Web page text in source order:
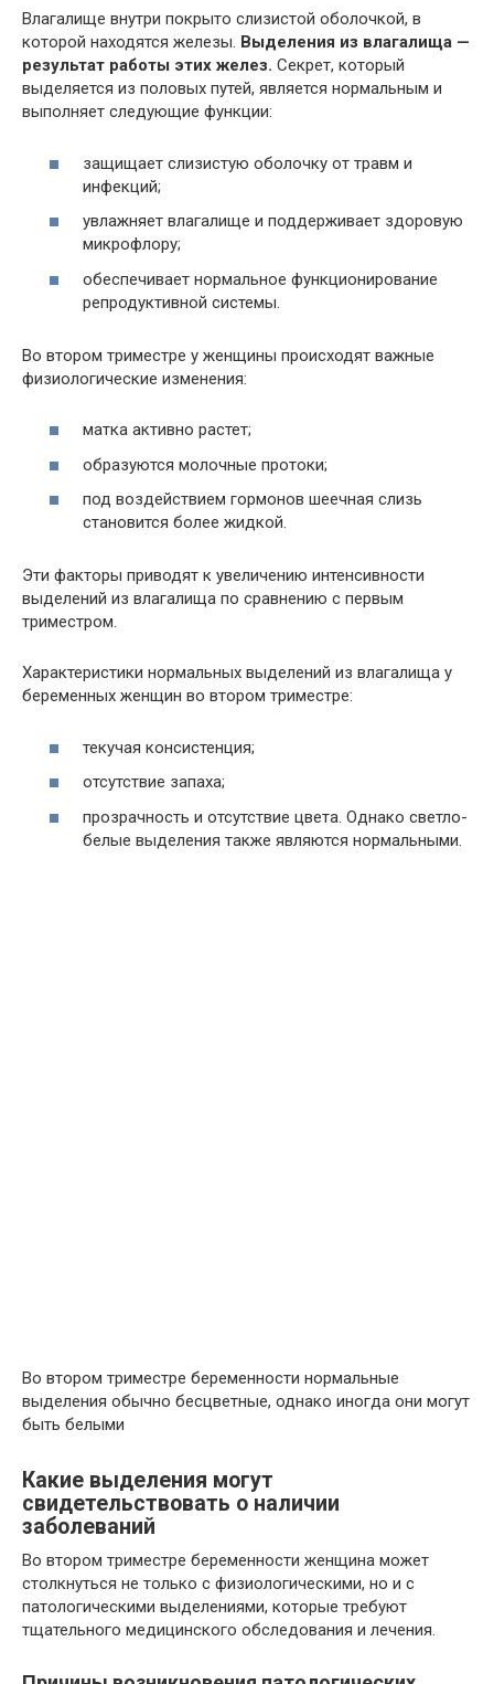
Влагалище внутри покрыто слизистой оболочкой, в
которой находятся железы. Выделения из влагалища —
результат работы этих желез. Секрет, который
выделяется из половых путей, является нормальным и
выполняет следующие функции:
защищает слизистую оболочку от травм и
инфекций;
увлажняет влагалище и поддерживает здоровую
микрофлору;
обеспечивает нормальное функционирование
репродуктивной системы.
Во втором триместре у женщины происходят важные
физиологические изменения:
матка активно растет;
образуются молочные протоки;
под воздействием гормонов шеечная слизь
становится более жидкой.
Эти факторы приводят к увеличению интенсивности
выделений из влагалища по сравнению с первым
триместром.
Характеристики нормальных выделений из влагалища у
беременных женщин во втором триместре:
текучая консистенция;
отсутствие запаха;
прозрачность и отсутствие цвета. Однако светло-
белые выделения также являются нормальными.
Во втором триместре беременности нормальные
выделения обычно бесцветные, однако иногда они могут
быть белыми
Какие выделения могут
свидетельствовать о наличии
заболеваний
Во втором триместре беременности женщина может
столкнуться не только с физиологическими, но и с
патологическими выделениями, которые требуют
тщательного медицинского обследования и лечения.